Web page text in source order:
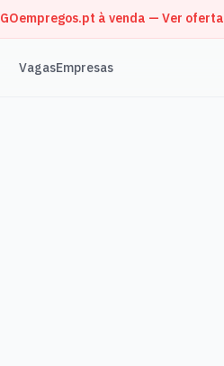
GOempregos.pt à venda — Ver oferta
VagasEmpresas